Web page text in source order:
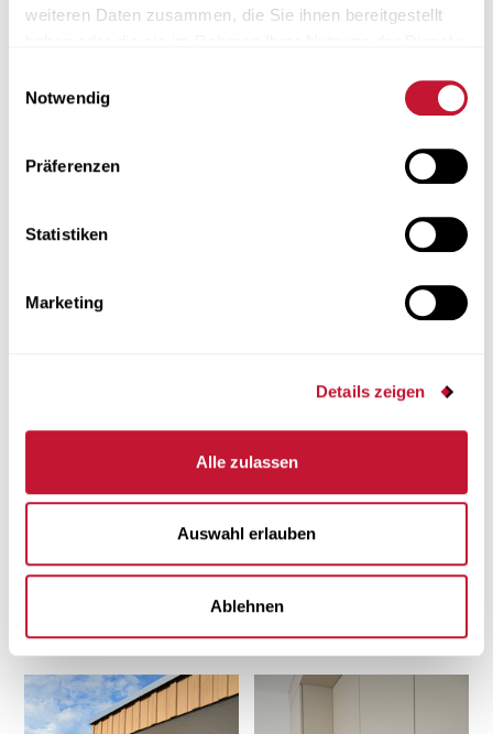
weiteren Daten zusammen, die Sie ihnen bereitgestellt
Notwendig
Präferenzen
Statistiken
Marketing
Details zeigen
Alle zulassen
Auswahl erlauben
Ablehnen
hochwertigen Boden- und
Projekt:
Architektur: